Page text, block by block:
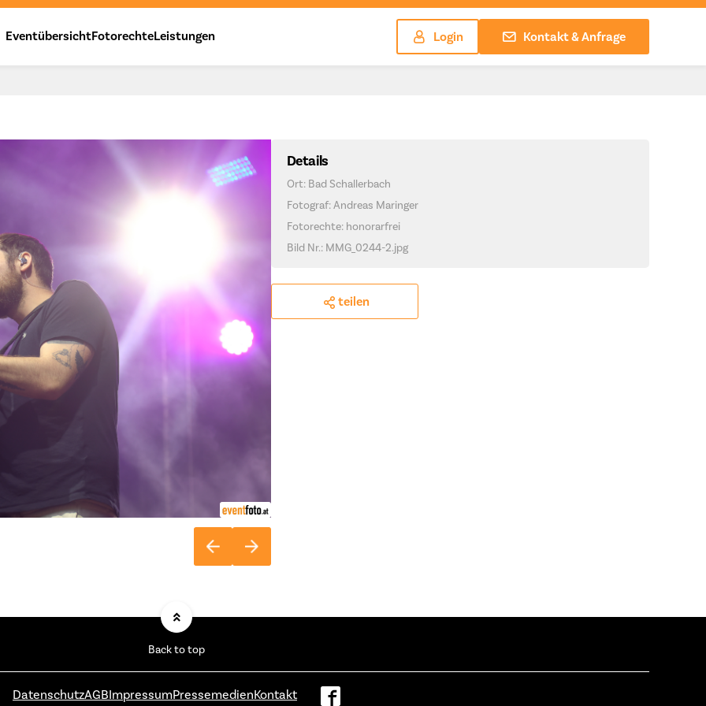
EventübersichtFotorechteLeistungen Login Kontakt & Anfrage
Details
Ort: Bad Schallerbach
Fotograf: Andreas Maringer
Fotorechte: honorarfrei
Bild Nr.: MMG_0244-2.jpg
teilen
Back to top
DatenschutzAGBImpressumPressemedienKontakt